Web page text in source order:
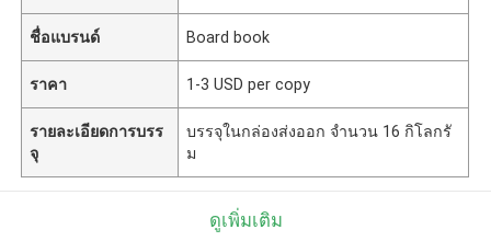
ชื่อแบรนด์ Board book
ราคา 1-3 USD per copy
รายละเอียดการบรร
จุ
บรรจุในกล่องส่งออก จํานวน 16 กิโลกรั
ม
ดูเพิ่มเติม